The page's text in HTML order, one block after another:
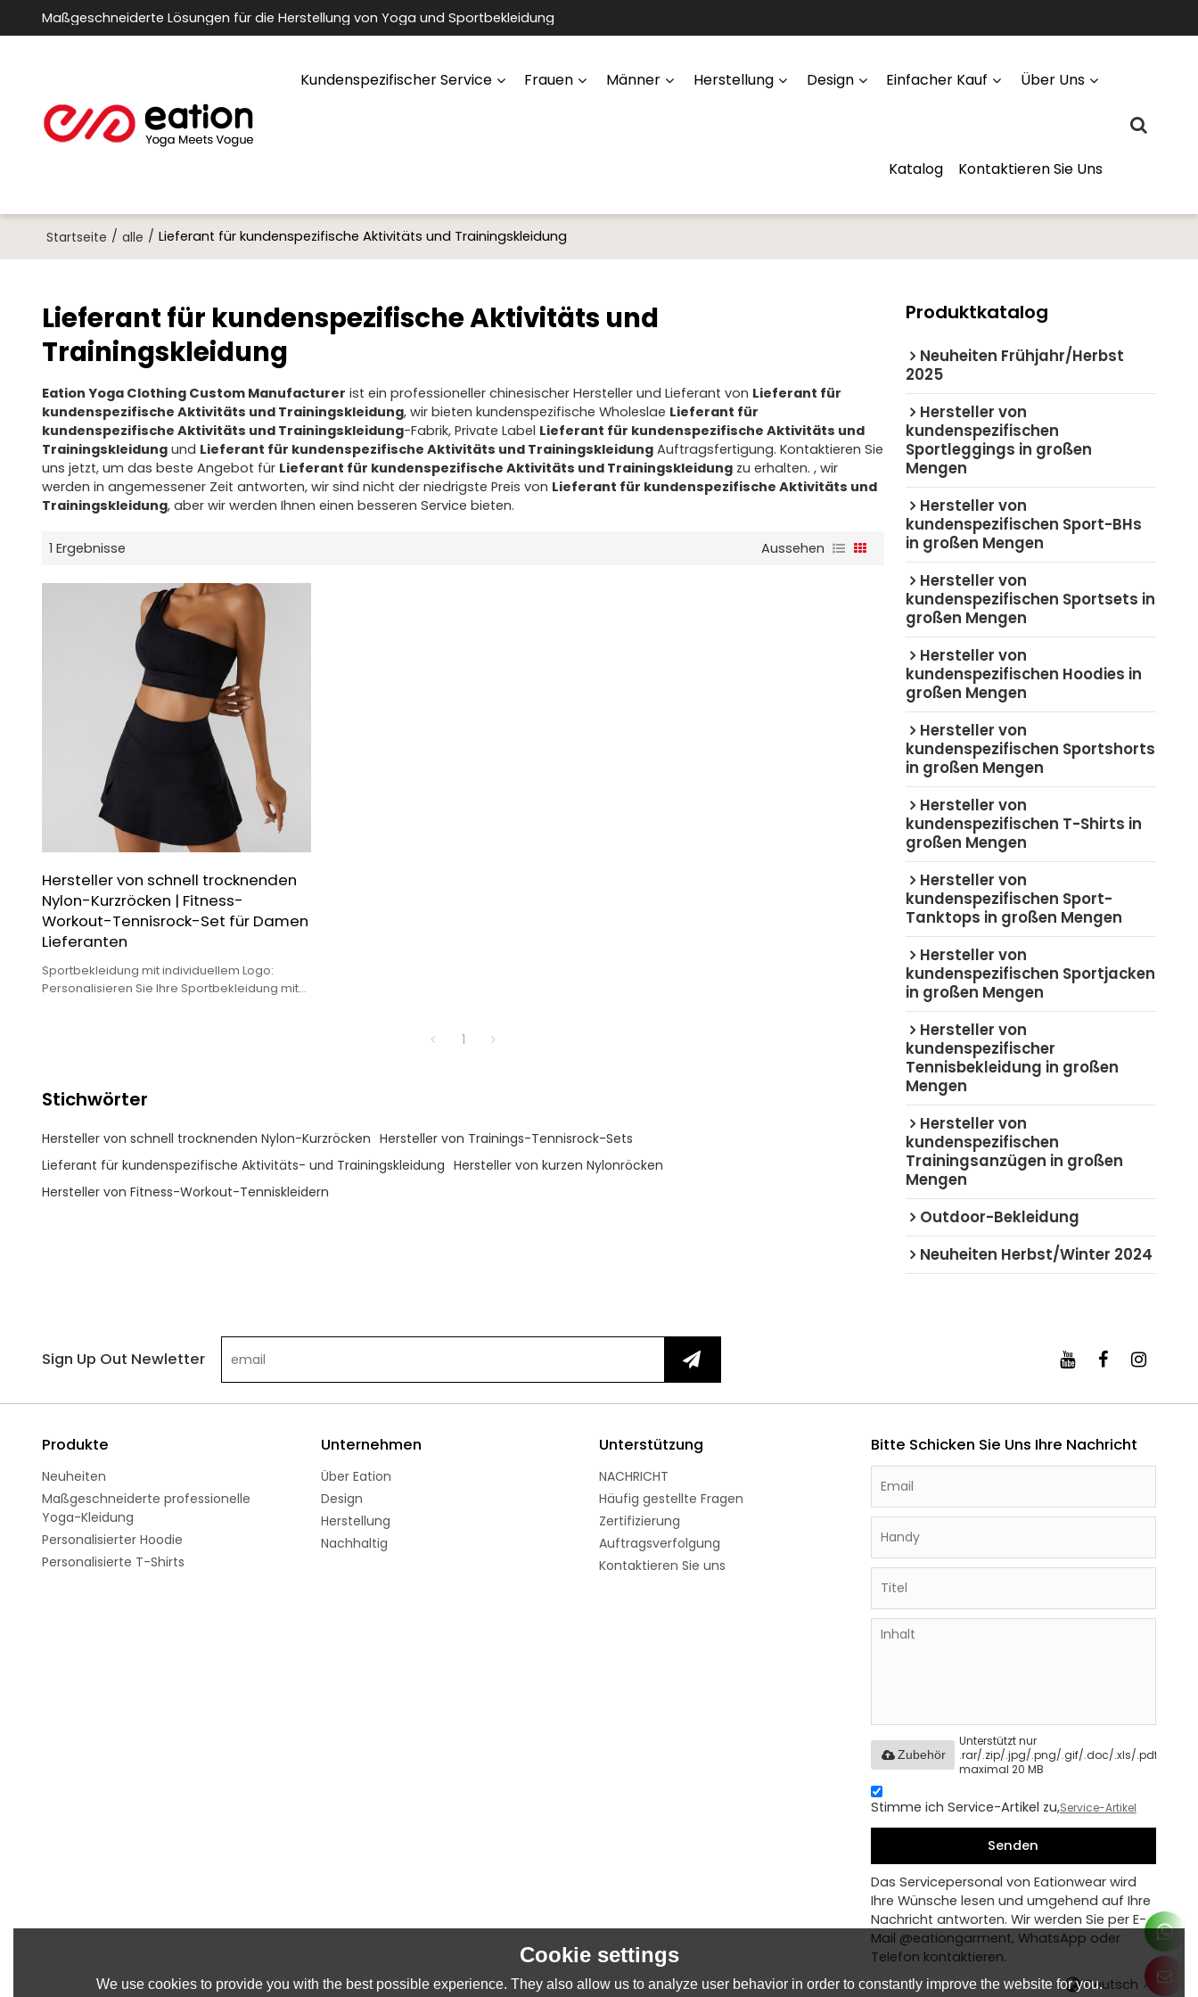
Maßgeschneiderte Lösungen für die Herstellung von Yoga und Sportbekleidung
Kundenspezifischer Service Frauen Männer Herstellung Design Einfacher Kauf Über Uns
Katalog Kontaktieren Sie Uns
Startseite / alle / Lieferant für kundenspezifische Aktivitäts und Trainingskleidung
Lieferant für kundenspezifische Aktivitäts und
Trainingskleidung
Eation Yoga Clothing Custom Manufacturer ist ein professioneller chinesischer Hersteller und Lieferant von Lieferant für
kundenspezifische Aktivitäts und Trainingskleidung, wir bieten kundenspezifische Wholeslae Lieferant für
kundenspezifische Aktivitäts und Trainingskleidung-Fabrik, Private Label Lieferant für kundenspezifische Aktivitäts und
Trainingskleidungund Lieferant für kundenspezifische Aktivitäts und TrainingskleidungAuftragsfertigung. Kontaktieren Sie
uns jetzt, um das beste Angebot für Lieferant für kundenspezifische Aktivitäts und Trainingskleidungzu erhalten. , wir
werden in angemessener Zeit antworten, wir sind nicht der niedrigste Preis von Lieferant für kundenspezifische Aktivitäts und
Trainingskleidung, aber wir werden Ihnen einen besseren Service bieten.
1 Ergebnisse Aussehen
Hersteller von schnell trocknenden
Nylon-Kurzröcken | Fitness-
Workout-Tennisrock-Set für Damen
Lieferanten
Sportbekleidung mit individuellem Logo:
Personalisieren Sie Ihre Sportbekleidung mit
1
Stichwörter
Hersteller von schnell trocknenden Nylon-Kurzröcken Hersteller von Trainings-Tennisrock-Sets
Lieferant für kundenspezifische Aktivitäts- und Trainingskleidung Hersteller von kurzen Nylonröcken
Hersteller von Fitness-Workout-Tenniskleidern
Produktkatalog
Neuheiten Frühjahr/Herbst
2025
Hersteller von
kundenspezifischen
Sportleggings in großen
Mengen
Hersteller von
kundenspezifischen Sport-BHs
in großen Mengen
Hersteller von
kundenspezifischen Sportsets in
großen Mengen
Hersteller von
kundenspezifischen Hoodies in
großen Mengen
Hersteller von
kundenspezifischen Sportshorts
in großen Mengen
Hersteller von
kundenspezifischen T-Shirts in
großen Mengen
Hersteller von
kundenspezifischen Sport-
Tanktops in großen Mengen
Hersteller von
kundenspezifischen Sportjacken
in großen Mengen
Hersteller von
kundenspezifischer
Tennisbekleidung in großen
Mengen
Hersteller von
kundenspezifischen
Trainingsanzügen in großen
Mengen
Outdoor-Bekleidung
Neuheiten Herbst/Winter 2024
Sign Up Out Newletter
Produkte
Neuheiten
Maßgeschneiderte professionelle
Yoga-Kleidung
Personalisierter Hoodie
Personalisierte T-Shirts
Unternehmen
Über Eation
Design
Herstellung
Nachhaltig
Unterstützung
NACHRICHT
Häufig gestellte Fragen
Zertifizierung
Auftragsverfolgung
Kontaktieren Sie uns
Bitte Schicken Sie Uns Ihre Nachricht
Unterstützt nur
.rar/.zip/.jpg/.png/.gif/.doc/.xls/.pdf,
maximal 20 MB
Zubehör
Stimme ich Service-Artikel zu,Service-Artikel
Senden
Das Servicepersonal von Eationwear wird
Ihre Wünsche lesen und umgehend auf Ihre
Nachricht antworten. Wir werden Sie per E-
Mail @eationgarment, WhatsApp oder
Telefon kontaktieren.
Deutsch
Cookie settings
We use cookies to provide you with the best possible experience. They also allow us to analyze user behavior in order to constantly improve the website for you.